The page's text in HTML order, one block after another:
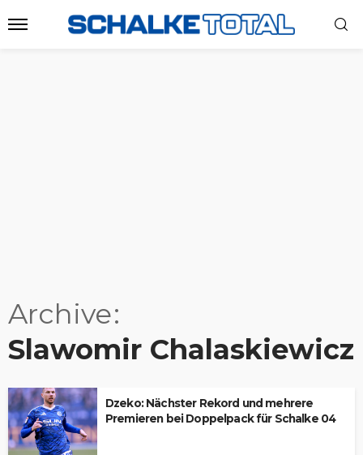
Archive
Slawomir Chalaskiewicz
Dzeko: Nächster Rekord und mehrere
Premieren bei Doppelpack für Schalke 04